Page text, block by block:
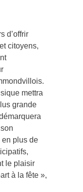
d’offrir
citoyens,
mettra
grande
en plus de
le plaisir
à la fête »,